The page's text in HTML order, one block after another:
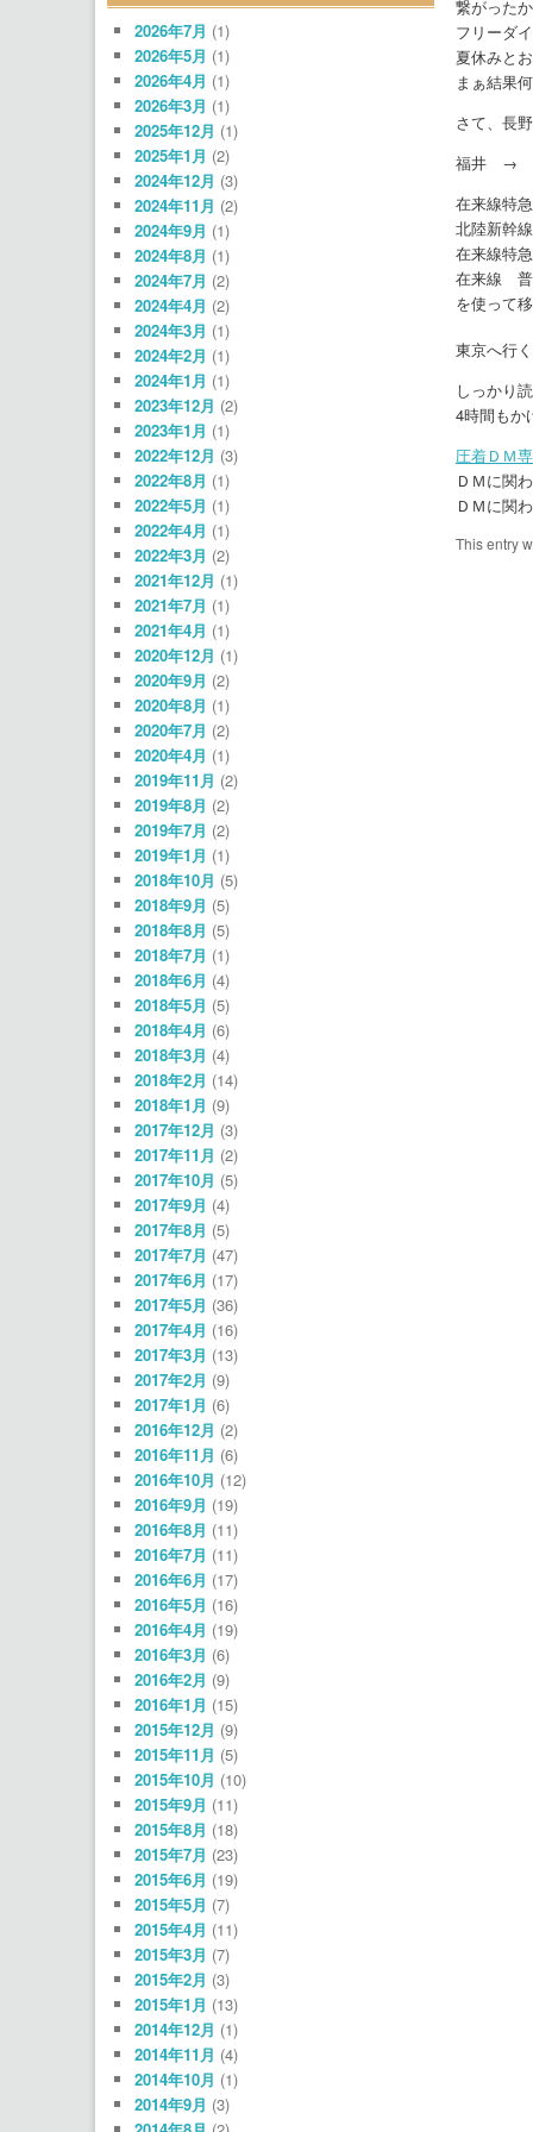
繋がった
フリーダ
夏休みと
まぁ結果
さて、長
福井 →
在来線特
北陸新幹
在来線特
在来線
を使って
東京へ行
しっかり
4時間もか
圧着ＤＭ
ＤＭに関
ＤＭに関
This entry
2026年7月 (1)
2026年5月 (1)
2026年4月 (1)
2026年3月 (1)
2025年12月 (1)
2025年1月 (2)
2024年12月 (3)
2024年11月 (2)
2024年9月 (1)
2024年8月 (1)
2024年7月 (2)
2024年4月 (2)
2024年3月 (1)
2024年2月 (1)
2024年1月 (1)
2023年12月 (2)
2023年1月 (1)
2022年12月 (3)
2022年8月 (1)
2022年5月 (1)
2022年4月 (1)
2022年3月 (2)
2021年12月 (1)
2021年7月 (1)
2021年4月 (1)
2020年12月 (1)
2020年9月 (2)
2020年8月 (1)
2020年7月 (2)
2020年4月 (1)
2019年11月 (2)
2019年8月 (2)
2019年7月 (2)
2019年1月 (1)
2018年10月 (5)
2018年9月 (5)
2018年8月 (5)
2018年7月 (1)
2018年6月 (4)
2018年5月 (5)
2018年4月 (6)
2018年3月 (4)
2018年2月 (14)
2018年1月 (9)
2017年12月 (3)
2017年11月 (2)
2017年10月 (5)
2017年9月 (4)
2017年8月 (5)
2017年7月 (47)
2017年6月 (17)
2017年5月 (36)
2017年4月 (16)
2017年3月 (13)
2017年2月 (9)
2017年1月 (6)
2016年12月 (2)
2016年11月 (6)
2016年10月 (12)
2016年9月 (19)
2016年8月 (11)
2016年7月 (11)
2016年6月 (17)
2016年5月 (16)
2016年4月 (19)
2016年3月 (6)
2016年2月 (9)
2016年1月 (15)
2015年12月 (9)
2015年11月 (5)
2015年10月 (10)
2015年9月 (11)
2015年8月 (18)
2015年7月 (23)
2015年6月 (19)
2015年5月 (7)
2015年4月 (11)
2015年3月 (7)
2015年2月 (3)
2015年1月 (13)
2014年12月 (1)
2014年11月 (4)
2014年10月 (1)
2014年9月 (3)